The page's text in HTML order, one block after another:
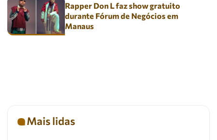
Rapper Don L faz show gratuito
durante Fórum de Negócios em
Manaus
Mais lidas